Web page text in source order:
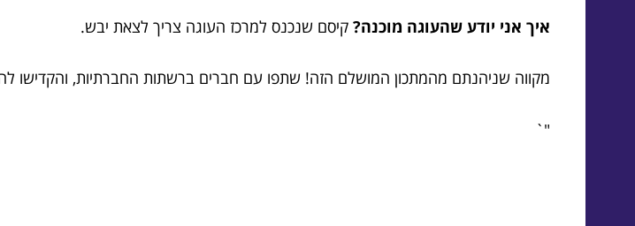
איך אני יודע שהעוגה מוכנה? קיסם שנכנס למרכז העוגה צריך לצאת יבש.
מקווה שניהנתם מהמתכון המושלם הזה! שתפו עם חברים ברשתות החברתיות, והקדישו
"`